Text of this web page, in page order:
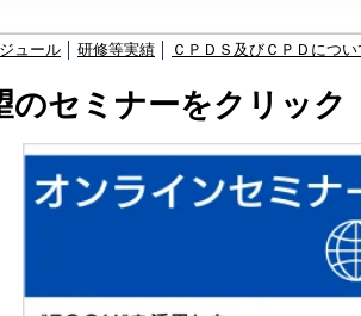
ュール 研修等実績 ＣＰＤＳ及びＣＰＤにつ
のセミナーをクリック